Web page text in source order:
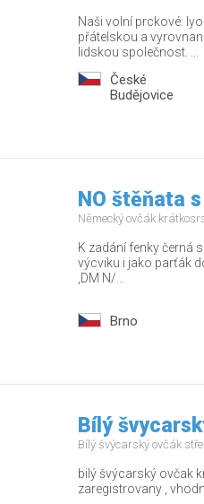
Naši volní prckové:
přátelskou a
lidskou společnost. ...
České
Budějovice
NO štěňata
Německý ovčák
K zadání fenky černá
výcviku i jako parťák
,DM N/...
Brno
Bílý
Bílý švýcarský ovčák
bilý švýcarský ovčak
zaregistrovany ,